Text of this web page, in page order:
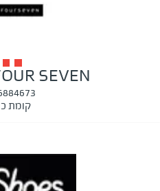
SEVEN
קומת